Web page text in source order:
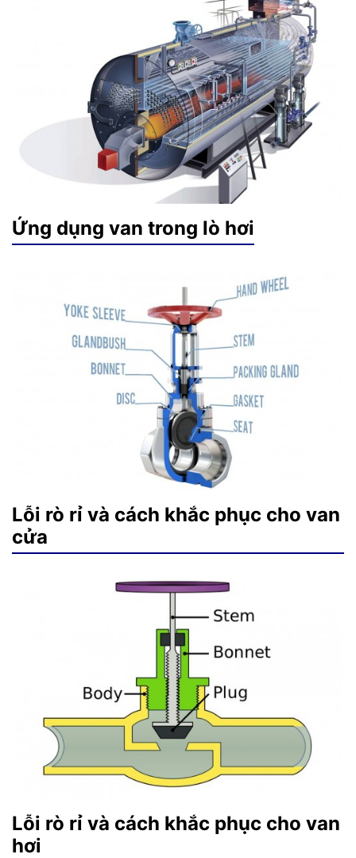
Ứng dụng van trong lò hơi
Lỗi rò rỉ và cách khắc phục cho van
cửa
Lỗi rò rỉ và cách khắc phục cho van
hơi